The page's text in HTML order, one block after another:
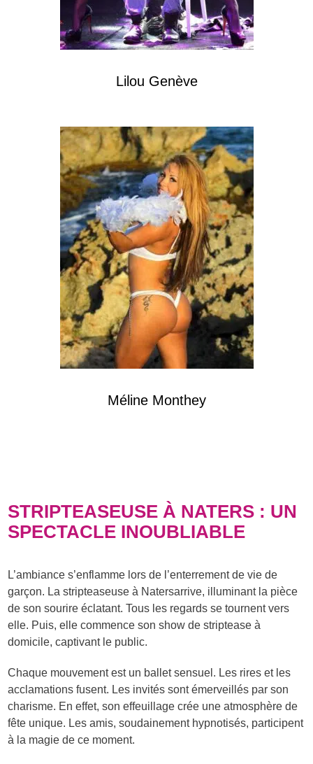
Lilou Genève
Méline Monthey
STRIPTEASEUSE À NATERS : UN
SPECTACLE INOUBLIABLE
L’ambiance s’enflamme lors de l’enterrement de vie de
garçon. La stripteaseuse à Natersarrive, illuminant la pièce
de son sourire éclatant. Tous les regards se tournent vers
elle. Puis, elle commence son show de striptease à
domicile, captivant le public.
Chaque mouvement est un ballet sensuel. Les rires et les
acclamations fusent. Les invités sont émerveillés par son
charisme. En effet, son effeuillage crée une atmosphère de
fête unique. Les amis, soudainement hypnotisés, participent
à la magie de ce moment.